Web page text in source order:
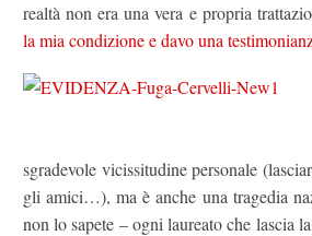
realtà non era una vera e propria
la mia condizione e davo una
sgradevole vicissitudine personale
gli amici…), ma è anche una tragedia
non lo sapete – ogni laureato che lascia